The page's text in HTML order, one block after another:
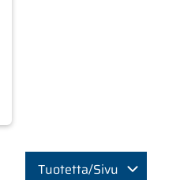
Tuotetta/Sivu